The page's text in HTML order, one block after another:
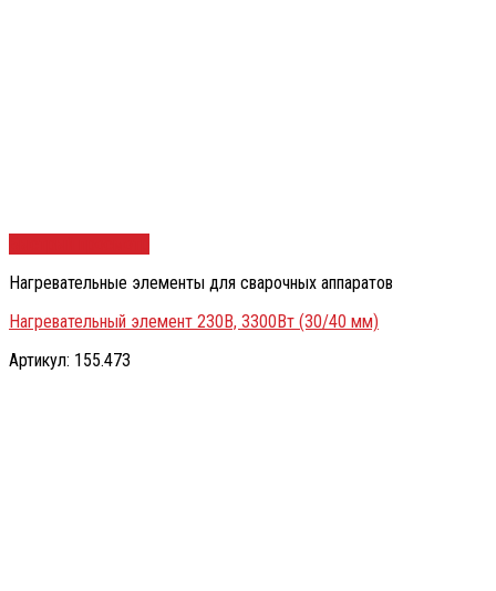
Нагревательные элементы для сварочных аппаратов
Нагревательный элемент 230В, 3300Вт (30/40 мм)
Артикул: 155.473